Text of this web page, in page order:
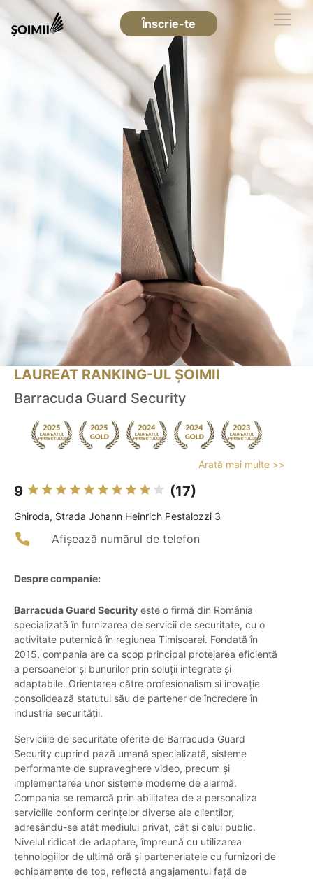
Înscrie-te
LAUREAT RANKING-UL ȘOIMII
Barracuda Guard Security
Arată mai multe >>
9 (17)
Ghiroda, Strada Johann Heinrich Pestalozzi 3
Afișează numărul de telefon
Despre companie:
Barracuda Guard Security este o firmă din România
specializată în furnizarea de servicii de securitate, cu o
activitate puternică în regiunea Timișoarei. Fondată în
2015, compania are ca scop principal protejarea eficientă
a persoanelor și bunurilor prin soluții integrate și
adaptabile. Orientarea către profesionalism și inovație
consolidează statutul său de partener de încredere în
industria securității.
Serviciile de securitate oferite de Barracuda Guard
Security cuprind pază umană specializată, sisteme
performante de supraveghere video, precum și
implementarea unor sisteme moderne de alarmă.
Compania se remarcă prin abilitatea de a personaliza
serviciile conform cerințelor diverse ale clienților,
adresându-se atât mediului privat, cât și celui public.
Nivelul ridicat de adaptare, împreună cu utilizarea
tehnologiilor de ultimă oră și parteneriatele cu furnizori de
echipamente de top, reflectă angajamentul față de